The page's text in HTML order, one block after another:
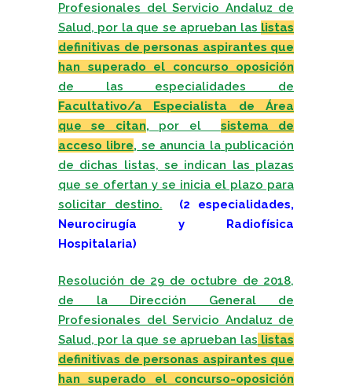
Profesionales del Servicio Andaluz de
Salud, por la que se aprueban las listas
definitivas de personas aspirantes que
han superado el concurso oposición
de las especialidades de
Facultativo/a Especialista de Área
que se citan, por el sistema de
acceso libre, se anuncia la publicación
de dichas listas, se indican las plazas
que se ofertan y se inicia el plazo para
solicitar destino.
(2 especialidades,
Neurocirugía y Radiofísica
Hospitalaria)
Resolución de 29 de octubre de 2018,
de la Dirección General de
Profesionales del Servicio Andaluz de
Salud, por la que se aprueban las listas
definitivas de personas aspirantes que
han superado el concurso-oposición